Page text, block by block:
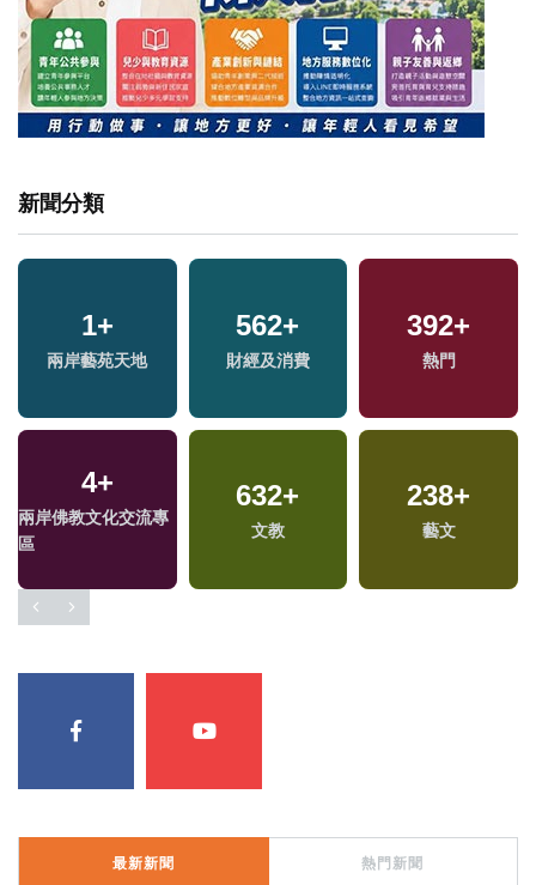
新聞分類
1+
兩岸藝苑天地
562+
財經及消費
392+
熱門
4+
兩岸佛教文化交流專
區
632+
文教
238+
藝文
最新新聞 熱門新聞